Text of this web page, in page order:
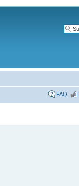
FAQ